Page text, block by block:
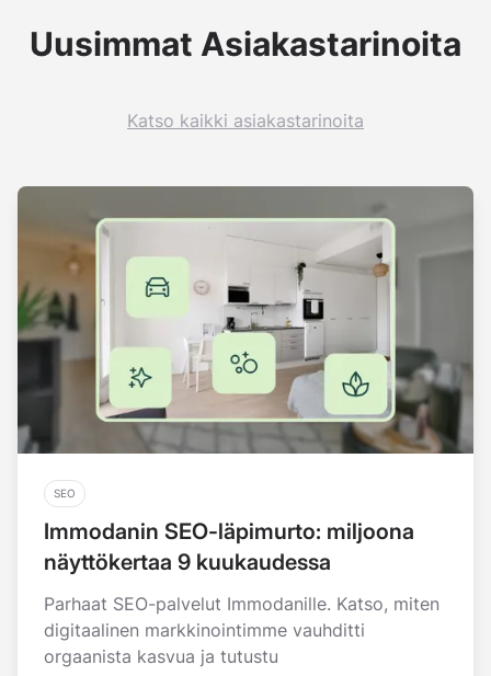
Uusimmat Asiakastarinoita
Katso kaikki asiakastarinoita
SEO
Immodanin SEO-läpimurto: miljoona
näyttökertaa 9 kuukaudessa
Parhaat SEO-palvelut Immodanille. Katso, miten
digitaalinen markkinointimme vauhditti
orgaanista kasvua ja tutustu